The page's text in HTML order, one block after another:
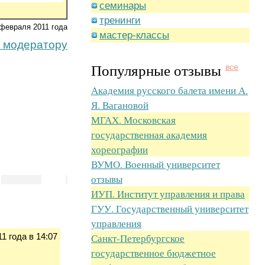
2011 года
года в 14:07
семинары
тренинги
мастер-классы
Популярные отзывы все
Академия русского балета имени А.
Я. Вагановой
МГАХ. Московская
государственная академия
хореографии
ВУМО. Военный университет
отзывы
ИУП. Институт управления и права
ГУУ. Государственный университет
управления
Санкт-Петербургское
государственное бюджетное